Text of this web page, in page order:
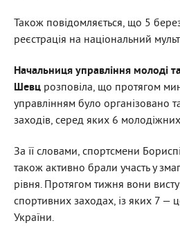
Також повідомляється, що 5
реєстрація на національний
Начальниця управління молоді
Шевц розповіла, що протягом
управлінням було організовано
заходів, серед яких 6
За її словами, спортсмени
також активно брали участь у
рівня. Протягом тижня вони
спортивних заходах, із яких 7 —
України.